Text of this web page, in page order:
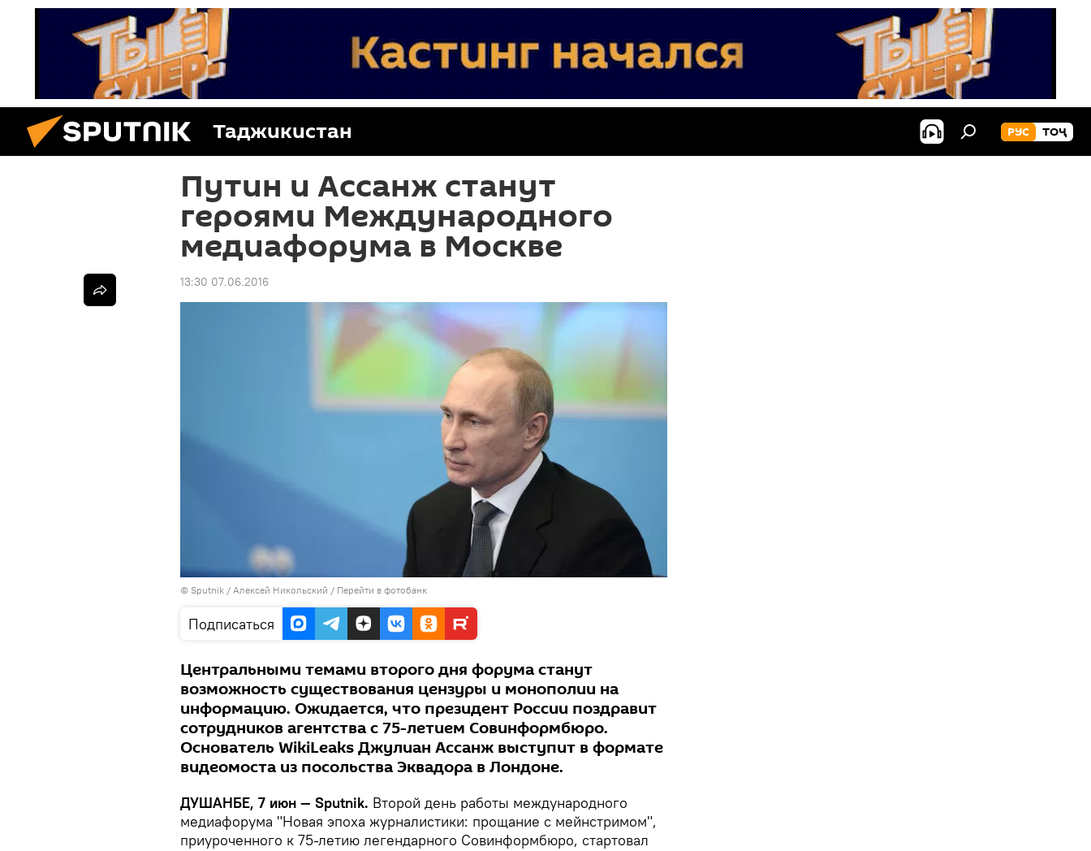
Таджикистан РУС ТОҶ
Путин и Ассанж станут
героями Международного
медиафорума в Москве
13:30 07.06.2016
© Sputnik / Алексей Никольский / Перейти в фотобанк
Подписаться
Центральными темами второго дня форума станут
возможность существования цензуры и монополии на
информацию. Ожидается, что президент России поздравит
сотрудников агентства с 75-летием Совинформбюро.
Основатель WikiLeaks Джулиан Ассанж выступит в формате
видеомоста из посольства Эквадора в Лондоне.
ДУШАНБЕ, 7 июн — Sputnik. Второй день работы международного
медиафорума "Новая эпоха журналистики: прощание с мейнстримом",
приуроченного к 75-летию легендарного Совинформбюро, стартовал